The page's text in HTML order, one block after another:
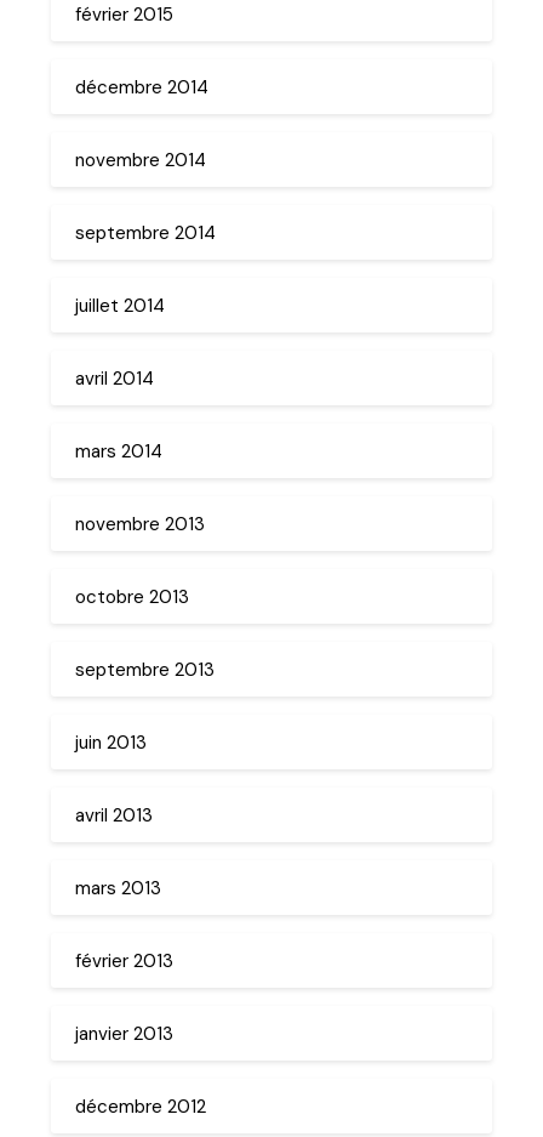
février 2015
décembre 2014
novembre 2014
septembre 2014
juillet 2014
avril 2014
mars 2014
novembre 2013
octobre 2013
septembre 2013
juin 2013
avril 2013
mars 2013
février 2013
janvier 2013
décembre 2012